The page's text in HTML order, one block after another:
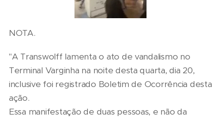
NOTA.
"A Transwolff lamenta o ato de vandalismo no
Terminal Varginha na noite desta quarta, dia 20,
inclusive foi registrado Boletim de Ocorrência desta
ação.
Essa manifestação de duas pessoas, e não da